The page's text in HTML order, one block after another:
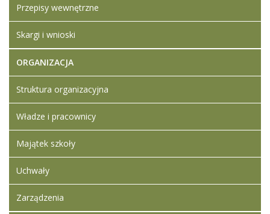
Przepisy wewnętrzne
Skargi i wnioski
ORGANIZACJA
Struktura organizacyjna
Władze i pracownicy
Majątek szkoły
Uchwały
Zarządzenia